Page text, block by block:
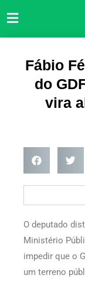
para
Fábio
do
vira
O deputado
Ministério
impedir que o
um terreno